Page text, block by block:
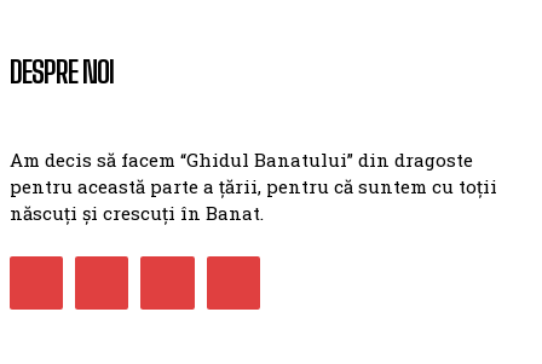
DESPRE NOI
Am decis să facem “Ghidul Banatului” din dragoste
pentru această parte a țării, pentru că suntem cu toții
născuți și crescuți în Banat.